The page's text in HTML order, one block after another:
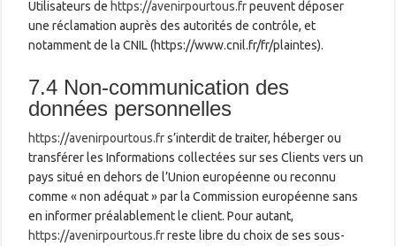
Utilisateurs dehttps://avenirpourtous.frpeuvent déposer
une réclamation auprès des autorités de contrôle, et
notamment de la CNIL (https://www.cnil.fr/fr/plaintes).
7.4 Non-communication des
données personnelles
https://avenirpourtous.frs’interdit de traiter, héberger ou
transférer les Informations collectées sur ses Clients vers un
pays situé en dehors de l’Union européenne ou reconnu
comme « non adéquat » par la Commission européenne sans
en informer préalablement le client. Pour autant,
https://avenirpourtous.frreste libre du choix de ses sous-